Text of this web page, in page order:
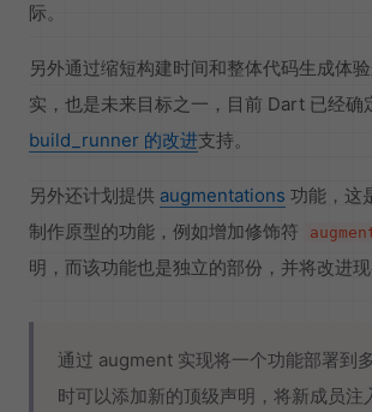
际。
另外通过缩短构建时间和整体代码生成体
实，也是未来目标之一，目前 Dart 已经确
build_runner 的改进支持。
另外还计划提供 augmentations 功能，这
制作原型的功能，例如增加修饰符
明，而该功能也是独立的部份，并将改进现
通过 augment 实现将一个功能部署到
时可以添加新的顶级声明，将新成员注